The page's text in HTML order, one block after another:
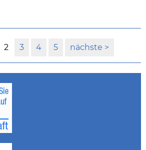
2 3 4 5 nächste